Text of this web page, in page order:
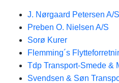
J. Nørgaard Petersen A/S
Preben O. Nielsen A/S
Sorø Kurer
Flemming´s
Tdp Transport-Smede &
Svendsen & Søn